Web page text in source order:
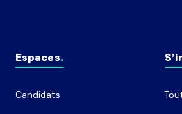
Espaces
Candidats